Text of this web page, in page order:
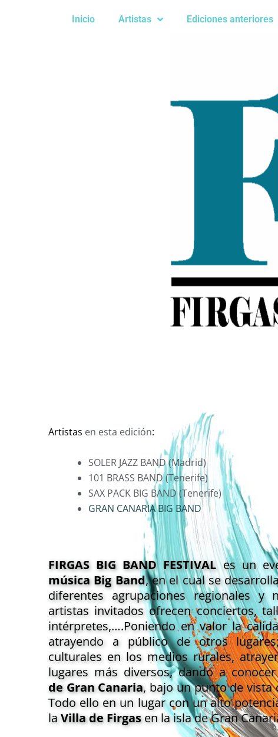
Inicio Artistas Ediciones anteriores
Artistas en esta edición:
SOLER JAZZ BAND(Madrid)
101 BRASS BAND(Tenerife)
SAX PACK BIG BAND(Tenerife)
GRAN CANARIA BIG BAND
FIRGAS BIG BAND FESTIVALes un
música Big Band, en el cual se
diferentes agrupaciones regionales y
artistas invitados ofrecen conciertos,
intérpretes,….Poniendo en valor la
atrayendo a público de otros
culturales en los medios rurales,
lugares más diversos, dando a
de Gran Canaria, bajo un punto de
Todo ello en un lugar con un alto
laVilla de Firgasen la isla de Gran